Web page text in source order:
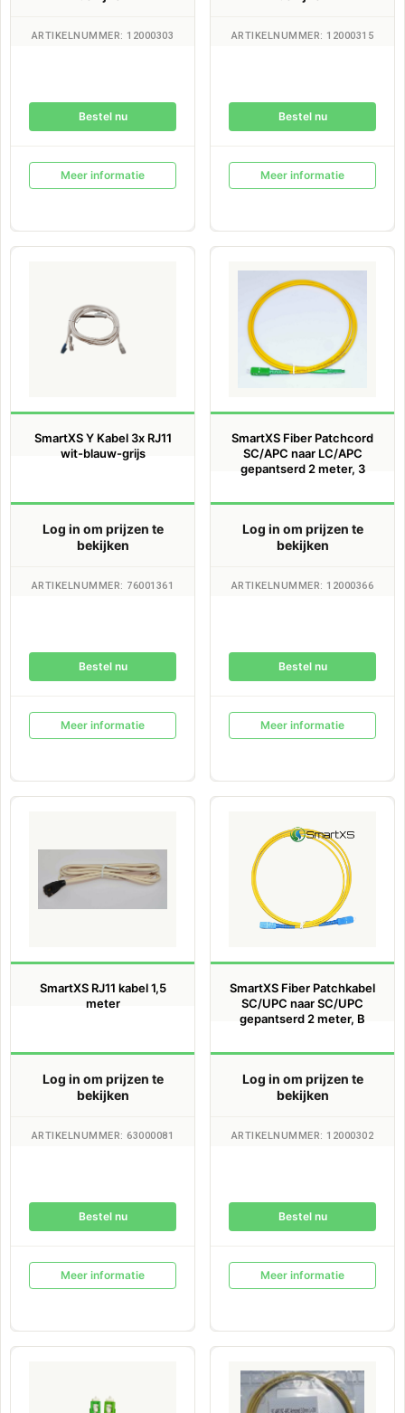
ARTIKELNUMMER: 12000303
Bestel nu
Meer informatie
ARTIKELNUMMER: 12000315
Bestel nu
Meer informatie
SmartXS Y Kabel 3x RJ11
wit-blauw-grijs
Log in om prijzen te
bekijken
ARTIKELNUMMER: 76001361
Bestel nu
Meer informatie
SmartXS Fiber Patchcord
SC/APC naar LC/APC
gepantserd 2 meter, 3
Log in om prijzen te
bekijken
ARTIKELNUMMER: 12000366
Bestel nu
Meer informatie
SmartXS RJ11 kabel 1,5
meter
Log in om prijzen te
bekijken
ARTIKELNUMMER: 63000081
Bestel nu
Meer informatie
SmartXS Fiber Patchkabel
SC/UPC naar SC/UPC
gepantserd 2 meter, B
Log in om prijzen te
bekijken
ARTIKELNUMMER: 12000302
Bestel nu
Meer informatie